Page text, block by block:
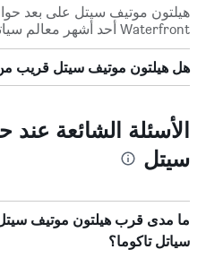
Waterfront أحد أشهر معالم سياتل.
هل هيلتون موتيف سيتل
الأسئلة الشائعة
سيتل
ما مدى قرب هيلتون موتيف
سياتل تاكوما؟